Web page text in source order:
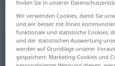
Bestandsaufnahmef
finden Sie in unserer
Wir verwenden Cookies, damit Sie
und wir besser mit Ihnen
funktionale und statistische Cookies,
und der statistischen Auswertung
werden auf Grundlage unserer
gespeichert. Marketing-Cookies und